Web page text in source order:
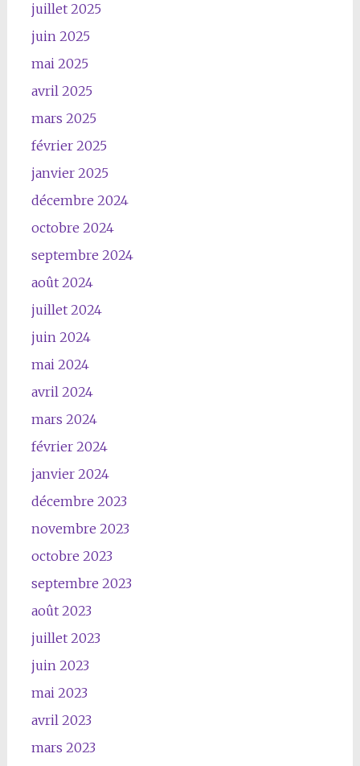
juillet 2025
juin 2025
mai 2025
avril 2025
mars 2025
février 2025
janvier 2025
décembre 2024
octobre 2024
septembre 2024
août 2024
juillet 2024
juin 2024
mai 2024
avril 2024
mars 2024
février 2024
janvier 2024
décembre 2023
novembre 2023
octobre 2023
septembre 2023
août 2023
juillet 2023
juin 2023
mai 2023
avril 2023
mars 2023